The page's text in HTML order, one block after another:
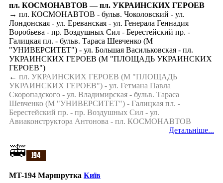
пл. КОСМОНАВТОВ — пл. УКРАИНСКИХ ГЕРОЕВ
→ пл. КОСМОНАВТОВ - бульв. Чоколовский - ул.
Лондонская - ул. Ереванская - ул. Генерала Геннадия
Воробьева - пр. Воздушных Сил - Берестейский пр. -
Галицкая пл. - бульв. Тараса Шевченко (М
"УНИВЕРСИТЕТ") - ул. Большая Васильковская - пл.
УКРАИНСКИХ ГЕРОЕВ (М "ПЛОЩАДЬ УКРАИНСКИХ
ГЕРОЕВ")
← пл. УКРАИНСКИХ ГЕРОЕВ (М "ПЛОЩАДЬ
УКРАИНСКИХ ГЕРОЕВ") - ул. Гетмана Павла
Скоропадского - ул. Владимирская - бульв. Тараса
Шевченко (М "УНИВЕРСИТЕТ") - Галицкая пл. -
Берестейский пр. - пр. Воздушных Сил - ул.
Авиаконструктора Антонова - пл. КОСМОНАВТОВ
Детальніше...
MT-194 Маршрутка Київ